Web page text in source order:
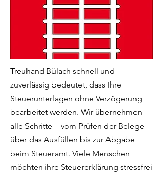
Treuhand Bülach schnell und
zuverlässig bedeutet, dass Ihre
Steuerunterlagen ohne Verzögerung
bearbeitet werden. Wir übernehmen
alle Schritte – vom Prüfen der Belege
über das Ausfüllen bis zur Abgabe
beim Steueramt. Viele Menschen
möchten ihre Steuererklärung stressfrei